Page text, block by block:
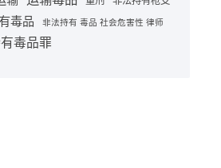
毒品 非法持有 毒品 社会危害性 律师
毒品罪